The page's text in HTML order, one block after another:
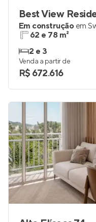
Best View
Em construção em
62 e 78 m²
2 e 3
Venda a partir de
R$ 672.616